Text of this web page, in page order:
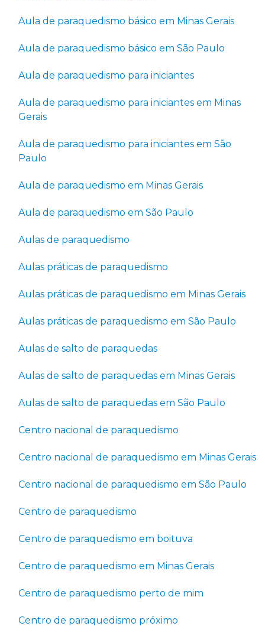
Aula de paraquedismo básico em Minas Gerais
Aula de paraquedismo básico em São Paulo
Aula de paraquedismo para iniciantes
Aula de paraquedismo para iniciantes em Minas
Gerais
Aula de paraquedismo para iniciantes em São
Paulo
Aula de paraquedismo em Minas Gerais
Aula de paraquedismo em São Paulo
Aulas de paraquedismo
Aulas práticas de paraquedismo
Aulas práticas de paraquedismo em Minas Gerais
Aulas práticas de paraquedismo em São Paulo
Aulas de salto de paraquedas
Aulas de salto de paraquedas em Minas Gerais
Aulas de salto de paraquedas em São Paulo
Centro nacional de paraquedismo
Centro nacional de paraquedismo em Minas Gerais
Centro nacional de paraquedismo em São Paulo
Centro de paraquedismo
Centro de paraquedismo em boituva
Centro de paraquedismo em Minas Gerais
Centro de paraquedismo perto de mim
Centro de paraquedismo próximo